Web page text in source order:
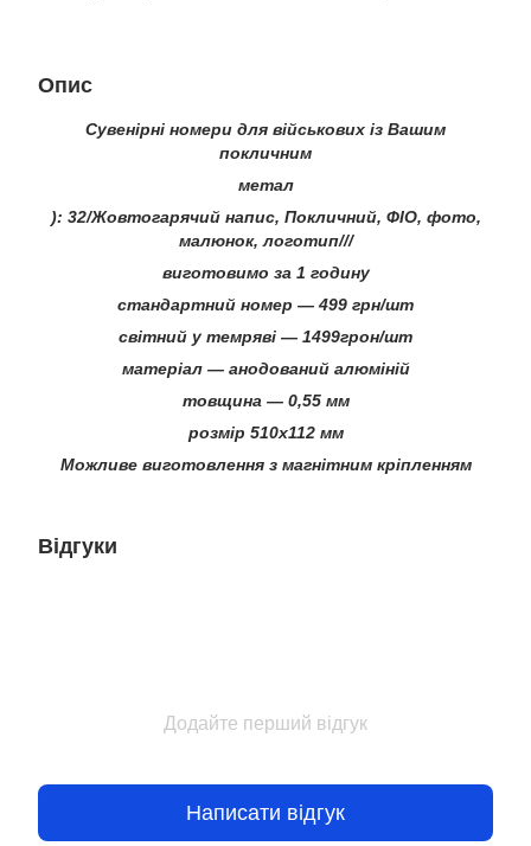
Опис
Сувенірні номери для військових із Вашим
покличним
метал
): 32/Жовтогарячий напис, Покличний, ФІО, фото,
малюнок, логотип///
виготовимо за 1 годину
стандартний номер — 499 грн/шт
світний у темряві — 1499грон/шт
матеріал — анодований алюміній
товщина — 0,55 мм
розмір 510х112 мм
Можливе виготовлення з магнітним кріпленням
Відгуки
Додайте перший відгук
Написати відгук